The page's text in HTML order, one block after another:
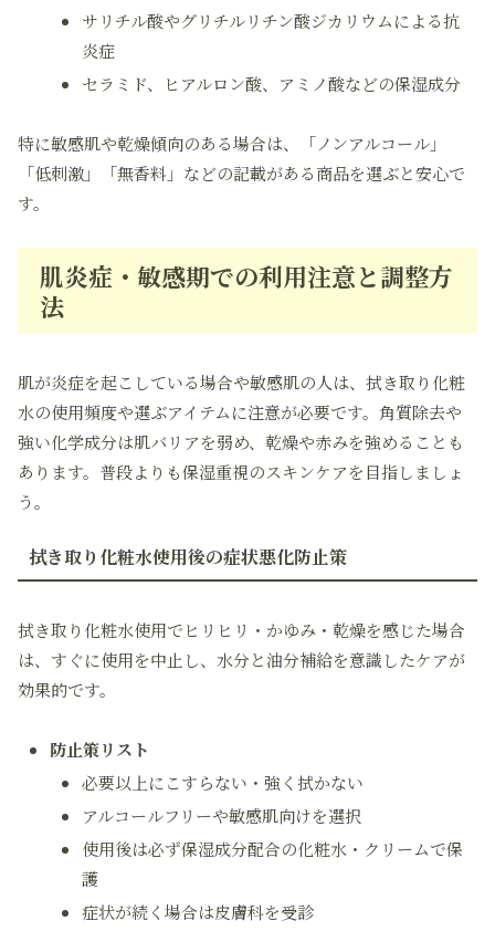
サリチル酸やグリチルリチン酸ジカリウムによる抗
炎症
セラミド、ヒアルロン酸、アミノ酸などの保湿成分
特に敏感肌や乾燥傾向のある場合は、「ノンアルコール」
「低刺激」「無香料」などの記載がある商品を選ぶと安心で
す。
肌炎症・敏感期での利用注意と調整方
法
肌が炎症を起こしている場合や敏感肌の人は、拭き取り化粧
水の使用頻度や選ぶアイテムに注意が必要です。角質除去や
強い化学成分は肌バリアを弱め、乾燥や赤みを強めることも
あります。普段よりも保湿重視のスキンケアを目指しましょ
う。
拭き取り化粧水使用後の症状悪化防止策
拭き取り化粧水使用でヒリヒリ・かゆみ・乾燥を感じた場合
は、すぐに使用を中止し、水分と油分補給を意識したケアが
効果的です。
防止策リスト
必要以上にこすらない・強く拭かない
アルコールフリーや敏感肌向けを選択
使用後は必ず保湿成分配合の化粧水・クリームで保
護
症状が続く場合は皮膚科を受診